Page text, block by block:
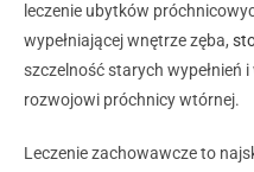
leczenie ubytków
wypełniającej wnętrze zęba,
szczelność starych wypełnień
rozwojowi próchnicy wtórnej.
Leczenie zachowawcze to